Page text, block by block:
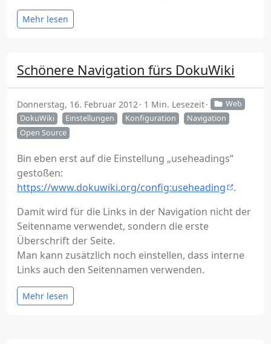
Mehr lesen
Schönere Navigation fürs DokuWiki
Donnerstag, 16. Februar 2012 1 Min. Lesezeit
Web
DokuWiki
Einstellungen Konfiguration
Navigation
Open Source
Bin eben erst auf die Einstellung „useheadings“
gestoßen:
https://www.dokuwiki.org/config:useheading
.
Damit wird für die Links in der Navigation nicht der
Seitenname verwendet, sondern die erste
Überschrift der Seite.
Man kann zusätzlich noch einstellen, dass interne
Links auch den Seitennamen verwenden.
Mehr lesen